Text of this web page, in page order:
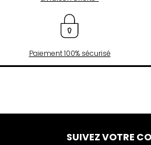
Paiement 100% sécurisé
SUIVEZ VOTRE